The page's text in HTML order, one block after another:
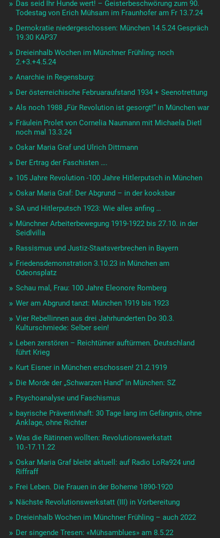
Das seid Ihr Hunde wert! – Geisterbeschwörung zum 90.
Todestag von Erich Mühsam im Fraunhofer am Fr 13.7.24
Demokratie niedergeschossen: München 14.5.24 Gespräch
19.30 KAP37
Dreieinhalb Wochen im Münchner Frühling: noch
2.+3.+4.5.24
Anarchie in Regensburg:
Der österreichische Februaraufstand 1934 + Seenotrettung
Als noch 1988 „Für Revolution ist gesorgt!“ in München war
Fräulein Prolet von Cornelia Naumann mit Michaela Dietl
noch mal 13.3.24
Oskar Maria Graf und Ulrich Dittmann
Der Ertrag der Faschisten ….
105 Jahre Revolution -100 Jahre Hitlerputsch in München
Oskar Maria Graf: Der Abgrund – in der kooksbar
SA und Hitlerputsch 1923: Wie alles anfing …
Münchner Arbeiterbewegung 1919-1922 bis 27.10. in der
Seidlvilla
Rassismus und Justiz-Staatsverbrechen in Bayern
Friedensdemonstration 3.10.23 in München am
Odeonsplatz
Schau mal, Frau: 100 Jahre Eleonore Romberg
Wer am Abgrund tanzt: München 1919 bis 1923
Vier Rebellinnen aus drei Jahrhunderten Do 30.3.
Kulturschmiede: Selber sein!
Leben zerstören – Reichtümer auftürmen. Deutschland
führt Krieg
Kurt Eisner in München erschossen! 21.2.1919
Die Morde der „Schwarzen Hand“ in München: SZ
Psychoanalyse und Faschismus
bayrische Präventivhaft: 30 Tage lang im Gefängnis, ohne
Anklage, ohne Richter
Was die Rätinnen wollten: Revolutionswerkstatt
10.-17.11.22
Oskar Maria Graf bleibt aktuell: auf Radio LoRa924 und
Riffraff
Frei Leben. Die Frauen in der Boheme 1890-1920
Nächste Revolutionswerkstatt (III) in Vorbereitung
Dreieinhalb Wochen im Münchner Frühling – auch 2022
Der singende Tresen: «Mühsamblues» am 8.5.22